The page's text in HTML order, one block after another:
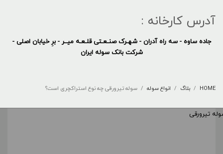
آدرس کارخانه :
جاده ساوه - سه راه آدران - شهـرک صنـعـتی قلـعـه میــر - برِ خیابان اصلی -
شرکت بانک سوله ایران
HOME بلاگ انواع سوله سوله تیرورقی چه نوع استراکچری است؟